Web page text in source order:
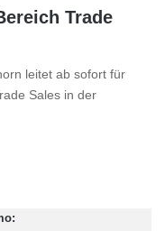
Trade
leitet ab sofort für
Sales in der